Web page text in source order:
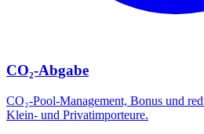
CO₂-Abgabe
CO₂-Pool-Management, Bonus und
Klein- und Privatimporteure.